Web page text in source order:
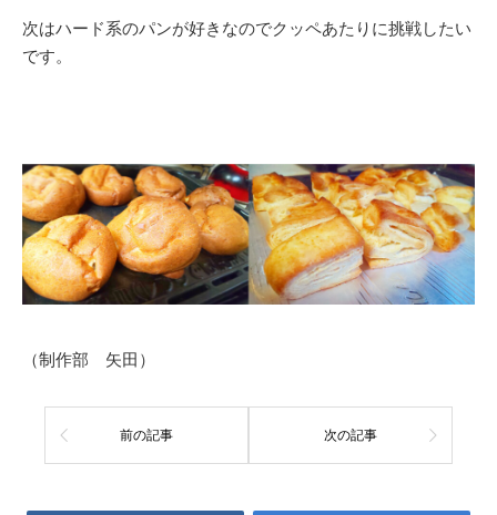
次はハード系のパンが好きなのでクッペあたりに挑戦したい
です。
（制作部 矢田）
前の記事 次の記事